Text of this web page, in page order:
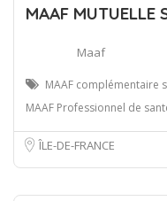
MAAF MUTUELLE
Maaf
MAAF complémentaire
MAAF Professionnel de
ÎLE-DE-FRANCE